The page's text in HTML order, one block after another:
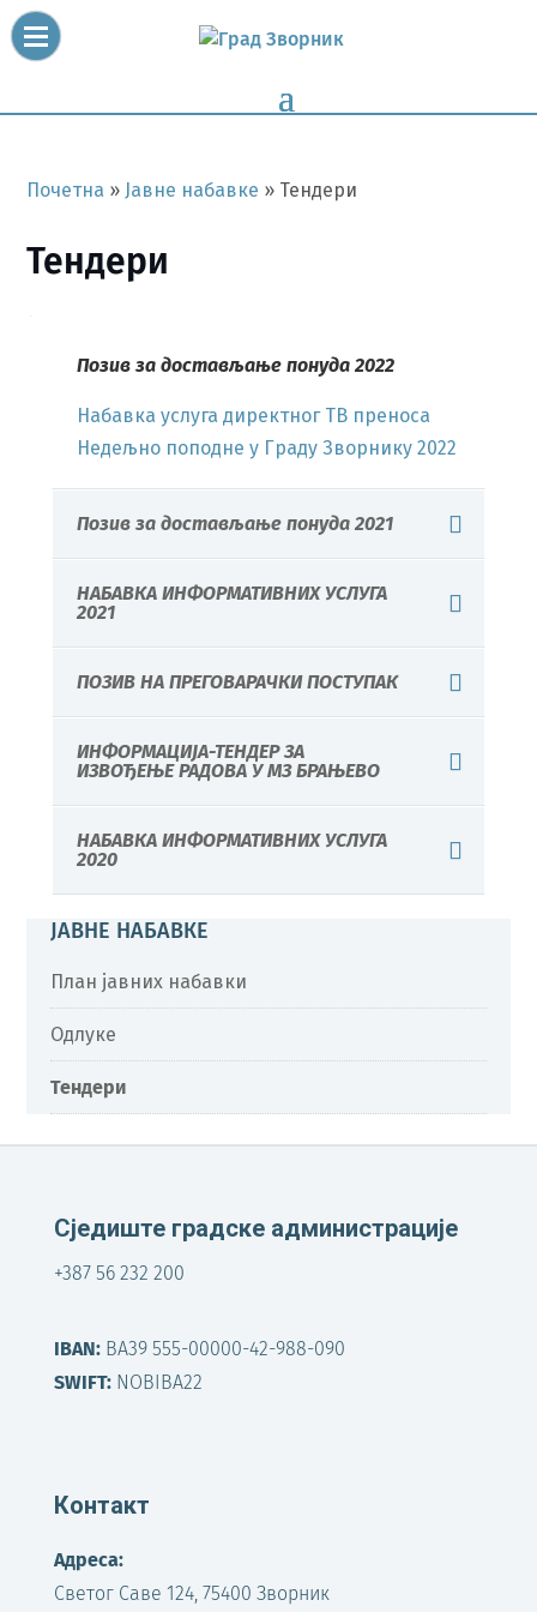
Почетна » Јавне набавке » Тендери
Тендери
Позив за достављање понуда 2022
Набавка услуга директног ТВ преноса
Недељно поподне у Граду Зворнику 2022
Позив за достављање понуда 2021
НАБАВКА ИНФОРМАТИВНИХ УСЛУГА
2021
ПОЗИВ НА ПРЕГОВАРАЧКИ ПОСТУПАК
ИНФОРМАЦИЈА-ТЕНДЕР ЗА
ИЗВОЂЕЊЕ РАДОВА У МЗ БРАЊЕВО
НАБАВКА ИНФОРМАТИВНИХ УСЛУГА
2020
ЈАВНЕ НАБАВКЕ
План јавних набавки
Одлуке
Тендери
Сједиште градске администрације
+387 56 232 200
IBAN:BA39 555-00000-42-988-090
SWIFT:NOBIBA22
Контакт
Адреса:
Светог Саве 124, 75400 Зворник